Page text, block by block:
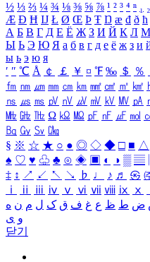
½ ⅓ ⅔ ¼ ¾ ⅛ ⅜ ⅝ ⅞ ¹ ² ³ ⁴ ⁿ ₁ ₂
Æ Ð Ħ Ĳ Ł Ø Œ Þ Ŧ Ŋ æ đ ð ħ
А Б В Г Д Е Ё Ж З И Й К Л М
Ы Ь Э Ю Я а б в г д е ё ж з и
ы ь э ю я
′ ″ ℃ Å ￠ ￡ ￥ ¤ ℉ ‰ ＄ ％
㎙ ㎚ ㎛ ㎜ ㎝ ㎞ ㎟ ㎠ ㎡ ㎢
㎱ ㎲ ㎳ ㎴ ㎵ ㎶ ㎷ ㎸ ㎹ ㎀
㎒ ㎓ ㎔ Ω ㏀ ㏁ ㎊ ㎋ ㎌ ㏖
㏃ ㏉ ㏜ ㏆
§ ※ ☆ ★ ○ ● ◎ ◇ ◆ □ ■ △
♠ ♡ ♥ ♧ ♣ ⊙ ◈ ▣ ◐ ◑ ▒ ▤
‡ ↕ ↗ ↙ ↖ ↘ ♭ ♩ ♪ ♬ ㉿
ⅰ
ⅱ ⅲ ⅳ ⅴ ⅵ ⅶ ⅷ ⅸ ⅹ
ض ط ظ ع غ ف ق ک ل م ن ه
و ی
닫기